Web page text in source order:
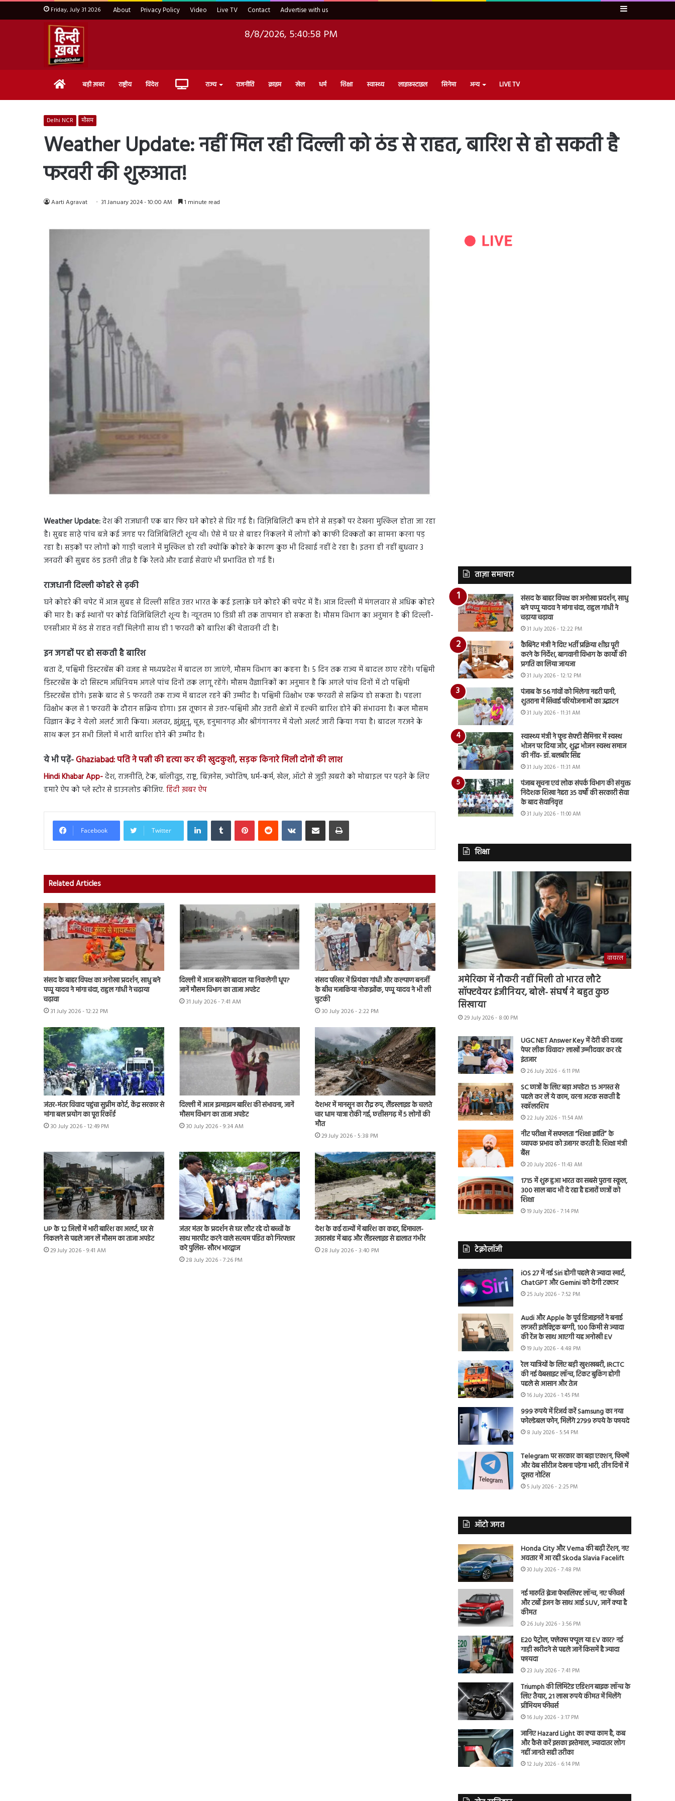
Friday, July 31 2026 About Privacy Policy Video Live TV Contact Advertise with us Sidebar
8/8/2026, 5:41:00 PM
Home बड़ी ख़बर राष्ट्रीय विदेश Live राज्य राजनीति क्राइम खेल धर्म शिक्षा स्वास्थ्य लाइफ़स्टाइल सिनेमा अन्य LIVE TV
Delhi NCR मौसम
Weather Update: नहीं मिल रही दिल्ली को ठंड से राहत, बारिश से हो सकती है
फरवरी की शुरुआत!
Aarti Agravat 31 January 2024 - 10:00 AM 1 minute read
Weather Update:देश की राजधानी एक बार फिर घने कोहरे से घिर गई है। विज़िबिलिटी कम होने से सड़कों पर देखना मुश्किल होता जा रहा
है। सुबह साढ़े पांच बजे कई जगह पर विजिबिलिटी शून्य थी। ऐसे में घर से बाहर निकलने में लोगों को काफी दिक्कतों का सामना करना पड़
रहा है। सड़कों पर लोगों को गाड़ी चलाने में मुश्किल हो रही क्योंकि कोहरे के कारण कुछ भी दिखाई नहीं दे रहा है। इतना ही नहीं बुधवार 3
जनवरी की सुबह ठंड इतनी तीव्र है कि रेलवे और हवाई सेवाएं भी प्रभावित हो गई हैं।
राजधानी दिल्ली कोहरे से ढ़की
घने कोहरे की चपेट में आज सुबह से दिल्ली सहित उत्तर भारत के कई इलाक़े घने कोहरे की चपेट में हैं। आज दिल्ली में मंगलवार से अधिक कोहरे
की मार है। कई स्थानों पर कोई विजिबिलिटी शून्य है। न्यूनतम 10 डिग्री सी तक तापमान हो सकता है। मौसम विभाग का अनुमान है की दिल्ली-
एनसीआर में ठंड से राहत नहीं मिलेगी साथ ही 1 फरवरी को बारिश की चेतावनी दी है।
इन जगहों पर हो सकती है बारिश
बता दें, पश्चिमी डिस्टरबेंस की वजह से मध्यप्रदेश में बादल छा जाएंगे, मौसम विभाग का कहना है। 5 दिन तक राज्य में बादल छाए रहेंगे। पश्चिमी
डिस्टरबेंस के दो सिस्टम अधिनियम अगले पांच दिनों तक लागू रहेंगे। मौसम वैज्ञानिकों का अनुमान है कि अगले पांच दिनों में दो पश्चिमी
डिस्टरबेंस होंगे। इसके बाद से 5 फरवरी तक राज्य में बादल रहने की उम्मीद है। पश्चिमी विक्षोभ एक फरवरी से सक्रिय हो सकता है। पहला
विक्षोभ कल से 1 फरवरी के दौरान सक्रिय होगा। इस तूफान से उत्तर-पश्चिमी और उत्तरी क्षेत्रों में हल्की बारिश होने की संभावना है। कल मौसम
विज्ञान केंद्र ने येलो अलर्ट जारी किया। अलवर, झुंझुनू, चूरू, हनुमानगढ़ और श्रीगंगानगर में येलो अलर्ट जारी किया गया है। बादल गरजने के
साथ कल इन सभी जिलों में भारी बारिश होने की उम्मीद है।
ये भी पढ़ें-Ghaziabad: पति ने पत्नी की हत्या कर की खुदकुशी, सड़क किनारे मिली दोनों की लाश
Hindi Khabar App-देश, राजनीति, टेक, बॉलीवुड, राष्ट्र, बिज़नेस, ज्योतिष, धर्म-कर्म, खेल, ऑटो से जुड़ी ख़बरो को मोबाइल पर पढ़ने के लिए
हमारे ऐप को प्ले स्टोर से डाउनलोड कीजिए. हिंदी ख़बर ऐप
Facebook Twitter
LinkedInTumblr PinterestReddit VKontakteShare via Email Print
Related Articles
संसद के बाहर विपक्ष का अनोखा प्रदर्शन, साधु बने
पप्पू यादव ने मांगा चंदा, राहुल गांधी ने चढ़ाया
चढ़ावा
31 July 2026 - 12:22 PM
दिल्ली में आज बरसेंगे बादल या निकलेगी धूप?
जानें मौसम विभाग का ताजा अपडेट
31 July 2026 - 7:41 AM
संसद परिसर में प्रियंका गांधी और कल्याण बनर्जी
के बीच मजाकिया नोकझोंक, पप्पू यादव ने भी ली
चुटकी
30 July 2026 - 2:22 PM
जंतर-मंतर विवाद पहुंचा सुप्रीम कोर्ट, केंद्र सरकार से
मांगा बल प्रयोग का पूरा रिकॉर्ड
30 July 2026 - 12:49 PM
दिल्ली में आज झमाझम बारिश की संभावना, जानें
मौसम विभाग का ताजा अपडेट
30 July 2026 - 9:34 AM
देशभर में मानसून का रौद्र रुप, लैंडस्लाइड के चलते
चार धाम यात्रा रोकी गई, छत्तीसगढ़ में 5 लोगों की
मौत
29 July 2026 - 5:38 PM
UP के 12 जिलों में भारी बारिश का अलर्ट, घर से
निकलने से पहले जान लें मौसम का ताजा अपडेट
29 July 2026 - 9:41 AM
जंतर मंतर के प्रदर्शन से घर लौट रहे दो बच्चों के
साथ मारपीट करने वाले सत्यम पंडित को गिरफ्तार
करे पुलिस- सौरभ भारद्वाज
28 July 2026 - 7:26 PM
देश के कई राज्यों में बारिश का कहर, हिमाचल-
उत्तराखंड में बाढ़ और लैंडस्लाइड से हालात गंभीर
28 July 2026 - 3:40 PM
ताज़ा समाचार
संसद के बाहर विपक्ष का अनोखा प्रदर्शन, साधु
बने पप्पू यादव ने मांगा चंदा, राहुल गांधी ने
चढ़ाया चढ़ावा
31 July 2026 - 12:22 PM
कैबिनेट मंत्री ने दिए भर्ती प्रक्रिया शीघ्र पूरी
करने के निर्देश, बागवानी विभाग के कार्यों की
प्रगति का लिया जायजा
31 July 2026 - 12:12 PM
पंजाब के 56 गांवों को मिलेगा नहरी पानी,
शुतराना में सिंचाई परियोजनाओं का उद्घाटन
31 July 2026 - 11:31 AM
स्वास्थ्य मंत्री ने फूड सेफ्टी सैमिनार में स्वस्थ
भोजन पर दिया जोर, शुद्ध भोजन स्वस्थ समाज
की नींव- डॉ. बलबीर सिंह
31 July 2026 - 11:31 AM
पंजाब सूचना एवं लोक संपर्क विभाग की संयुक्त
निदेशक शिखा नेहरा 35 वर्षों की सरकारी सेवा
के बाद सेवानिवृत्त
31 July 2026 - 11:00 AM
शिक्षा
वायरल
अमेरिका में नौकरी नहीं मिली तो भारत लौटे
सॉफ्टवेयर इंजीनियर, बोले- संघर्ष ने बहुत कुछ
सिखाया
29 July 2026 - 8:00 PM
UGC NET Answer Key में देरी की वजह
पेपर लीक विवाद? लाखों उम्मीदवार कर रहे
इंतजार
26 July 2026 - 6:11 PM
SC छात्रों के लिए बड़ा अपडेट! 15 अगस्त से
पहले कर लें ये काम, वरना अटक सकती है
स्कॉलरशिप
22 July 2026 - 11:54 AM
नीट परीक्षा में सफलता “शिक्षा क्रांति” के
व्यापक प्रभाव को उजागर करती है: शिक्षा मंत्री
बैंस
20 July 2026 - 11:43 AM
1715 में शुरू हुआ भारत का सबसे पुराना स्कूल,
300 साल बाद भी दे रहा है हजारों छात्रों को
शिक्षा
19 July 2026 - 7:14 PM
टेक्नोलॉजी
iOS 27 में नई Siri होगी पहले से ज्यादा स्मार्ट,
ChatGPT और Gemini को देगी टक्कर
25 July 2026 - 7:52 PM
Audi और Apple के पूर्व डिजाइनरों ने बनाई
लग्जरी इलेक्ट्रिक बग्गी, 100 किमी से ज्यादा
की रेंज के साथ आएगी यह अनोखी EV
19 July 2026 - 4:48 PM
रेल यात्रियों के लिए बड़ी खुशखबरी, IRCTC
की नई वेबसाइट लॉन्च, टिकट बुकिंग होगी
पहले से आसान और तेज
16 July 2026 - 1:45 PM
999 रुपये में रिजर्व करें Samsung का नया
फोल्डेबल फोन, मिलेंगे 2799 रुपये के फायदे
8 July 2026 - 5:54 PM
Telegram पर सरकार का बड़ा एक्शन, फिल्में
और वेब सीरीज देखना पड़ेगा भारी, तीन दिनों में
दूसरा नोटिस
5 July 2026 - 2:25 PM
ऑटो जगत
Honda City और Verna की बढ़ी टेंशन, नए
अवतार में आ रही Skoda Slavia Facelift
30 July 2026 - 7:48 PM
नई मारुति ब्रेजा फेसलिफ्ट लॉन्च, नए फीचर्स
और टर्बो इंजन के साथ आई SUV, जानें क्या है
कीमत
26 July 2026 - 3:56 PM
E20 पेट्रोल, फ्लेक्स फ्यूल या EV कार? नई
गाड़ी खरीदने से पहले जानें किसमें है ज्यादा
फायदा
23 July 2026 - 7:41 PM
Triumph की लिमिटेड एडिशन बाइक लॉन्च के
लिए तैयार, 21 लाख रुपये कीमत में मिलेंगे
प्रीमियम फीचर्स
16 July 2026 - 3:17 PM
जानिए Hazard Light का क्या काम है, कब
और कैसे करें इसका इस्तेमाल, ज्यादातर लोग
नहीं जानते सही तरीका
12 July 2026 - 6:14 PM